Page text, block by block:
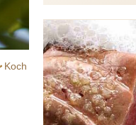
Koch